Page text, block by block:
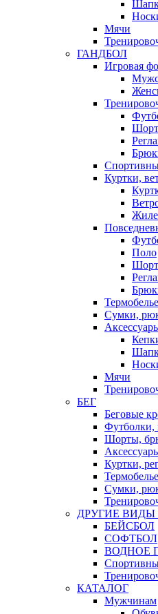
Мячи
ГАНДБОЛ
Игровая
Куртки,
Поло
Термобелье
Сумки,
Мячи
БЕГ
Беговые
Футболки,
Шорты,
Куртки,
Термобелье
Сумки,
ДРУГИЕ ВИДЫ
БЕЙСБОЛ
СОФТБОЛ
ВОДНОЕ
КАТАЛОГ
Мужчинам